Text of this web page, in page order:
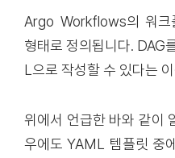
Argo Workflows의 워크
형태로 정의됩니다. DAG
L으로 작성할 수 있다는
위에서 언급한 바와 같이
우에도 YAML 템플릿 중